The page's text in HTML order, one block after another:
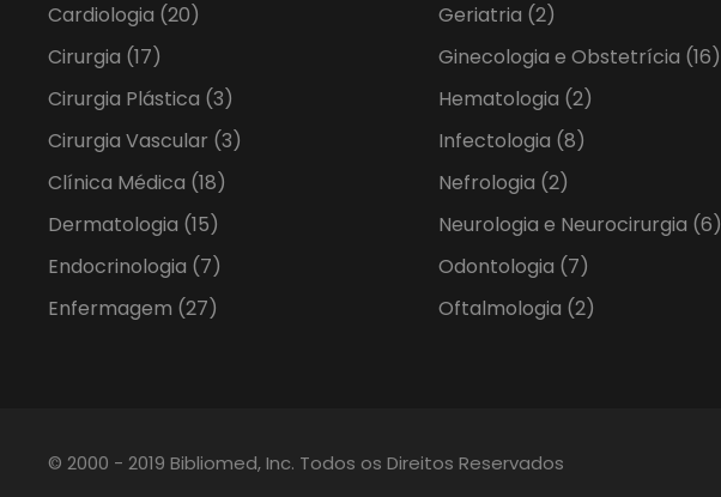
Cardiologia (20)
Cirurgia (17)
Cirurgia Plástica (3)
Cirurgia Vascular (3)
Clínica Médica (18)
Dermatologia (15)
Endocrinologia (7)
Enfermagem (27)
Geriatria (2)
Ginecologia e Obstetrícia (16)
Hematologia (2)
Infectologia (8)
Nefrologia (2)
Neurologia e Neurocirurgia (6)
Odontologia (7)
Oftalmologia (2)
© 2000 - 2019 Bibliomed, Inc. Todos os Direitos Reservados